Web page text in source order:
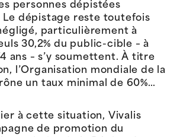
personnes dépistées
dépistage reste toutefois
particulièrement à
30,2% du public-cible – à
ans – s’y soumettent. À titre
l’Organisation mondiale de la
un taux minimal de 60%…
à cette situation, Vivalis
de promotion du